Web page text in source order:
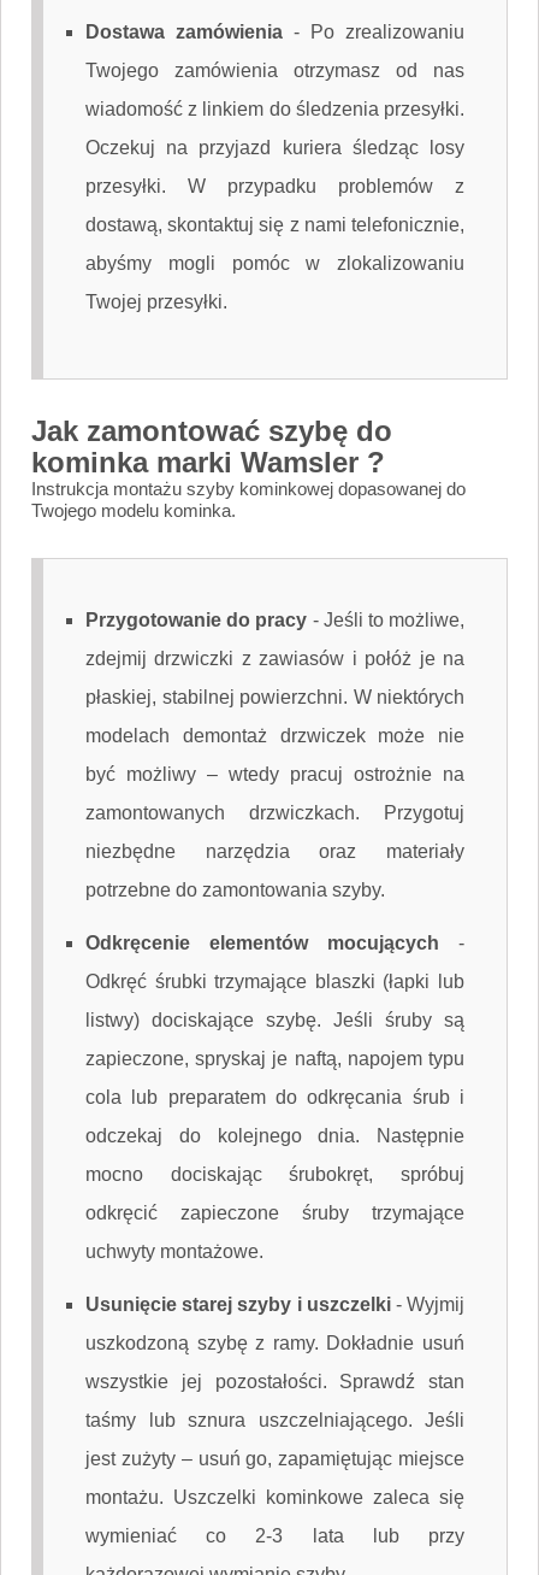
Dostawa zamówienia -
Po zrealizowaniu
Twojego zamówienia otrzymasz od nas
wiadomość z linkiem do śledzenia przesyłki.
Oczekuj na przyjazd kuriera śledząc losy
przesyłki. W przypadku problemów z
dostawą, skontaktuj się z nami telefonicznie,
abyśmy mogli pomóc w zlokalizowaniu
Twojej przesyłki.
Jak zamontować szybę do
kominka marki Wamsler ?
Instrukcja montażu szyby kominkowej dopasowanej do
Twojego modelu kominka.
Przygotowanie do pracy - Jeśli to możliwe,
zdejmij drzwiczki z zawiasów i połóż je na
płaskiej, stabilnej powierzchni. W niektórych
modelach demontaż drzwiczek może nie
być możliwy – wtedy pracuj ostrożnie na
zamontowanych drzwiczkach. Przygotuj
niezbędne narzędzia oraz materiały
potrzebne do zamontowania szyby.
Odkręcenie elementów mocujących -
Odkręć śrubki trzymające blaszki (łapki lub
listwy) dociskające szybę. Jeśli śruby są
zapieczone, spryskaj je naftą, napojem typu
cola lub preparatem do odkręcania śrub i
odczekaj do kolejnego dnia. Następnie
mocno dociskając śrubokręt, spróbuj
odkręcić zapieczone śruby trzymające
uchwyty montażowe.
Usunięcie starej szyby i uszczelki-Wyjmij
uszkodzoną szybę z ramy. Dokładnie usuń
wszystkie jej pozostałości. Sprawdź stan
taśmy lub sznura uszczelniającego. Jeśli
jest zużyty – usuń go, zapamiętując miejsce
montażu. Uszczelki kominkowe zaleca się
wymieniać co 2-3 lata lub przy